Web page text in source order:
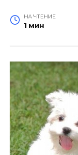
НА ЧТЕНИЕ
1 мин